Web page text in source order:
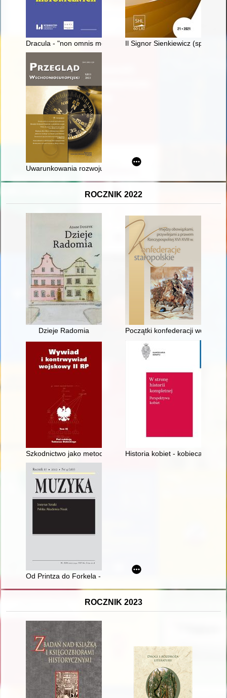
Dracula - "non omnis moriar" : facts and myths from the life of
Il Signor Sienkiewicz
Uwarunkowania rozwoju gospodarczego i handlu
ROCZNIK 2022
Dzieje Radomia Początki konfederacji wojska
Szkodnictwo jako metoda działania sowieckich służb
Historia kobiet - kobieca
Od Printza do Forkela - recenzja]
ROCZNIK 2023